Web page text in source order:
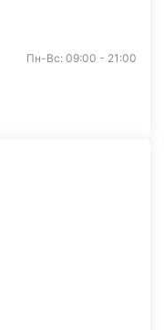
Пн-Вс: 09:00 - 21:00